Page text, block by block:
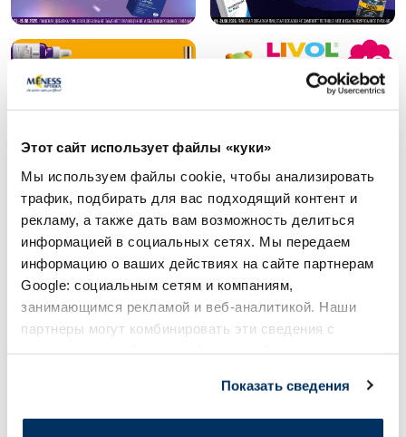
Этот сайт использует файлы «куки»
Мы используем файлы cookie, чтобы анализировать
трафик, подбирать для вас подходящий контент и
рекламу, а также дать вам возможность делиться
информацией в социальных сетях. Мы передаем
информацию о ваших действиях на сайте партнерам
Google: социальным сетям и компаниям,
занимающимся рекламой и веб-аналитикой. Наши
партнеры могут комбинировать эти сведения с
Показать сведения
Новые продукты
Более...